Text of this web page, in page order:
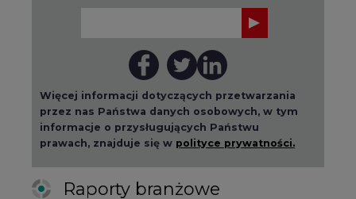
Więcej informacji dotyczących przetwarzania
przez nas Państwa danych osobowych, w tym
informacje o przysługujących Państwu
prawach, znajduje się w polityce prywatności.
Raporty branżowe